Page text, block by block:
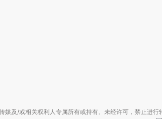
媒及/或相关权利人专属所有或持有。未经许可，禁止进行